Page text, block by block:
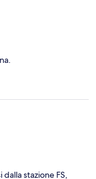
stazione FS,